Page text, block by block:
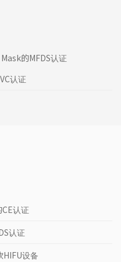
的MFDS认证
认证
认证
认证
HIFU设备